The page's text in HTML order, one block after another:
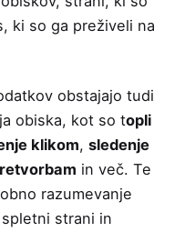
ki so ga preživeli na
obstajajo tudi
obiska, kot so topli
klikom, sledenje
in več. Te
razumevanje
strani in